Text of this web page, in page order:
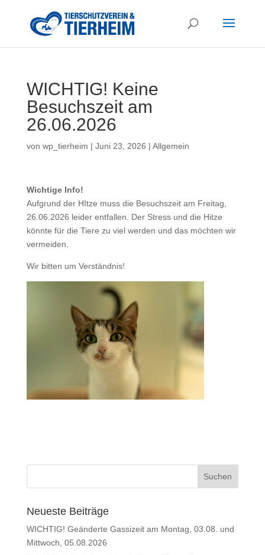
WICHTIG! Keine
Besuchszeit am
26.06.2026
von wp_tierheim | Juni 23, 2026 | Allgemein
Wichtige Info!
Aufgrund der HItze muss die Besuchszeit am Freitag,
26.06.2026 leider entfallen. Der Stress und die Hitze
könnte für die Tiere zu viel werden und das möchten wir
vermeiden.
Wir bitten um Verständnis!
Neueste Beiträge
WICHTIG! Geänderte Gassizeit am Montag, 03.08. und
Mittwoch, 05.08.2026